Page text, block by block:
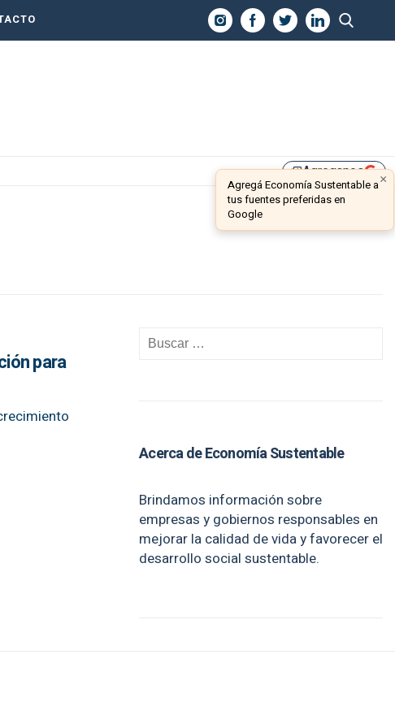
library_addAgreganos ×
Agregá Economía Sustentable a
tus fuentes preferidas en
Google
para
Acerca de Economía Sustentable
Brindamos información sobre
empresas y gobiernos responsables en
mejorar la calidad de vida y favorecer el
desarrollo social sustentable.